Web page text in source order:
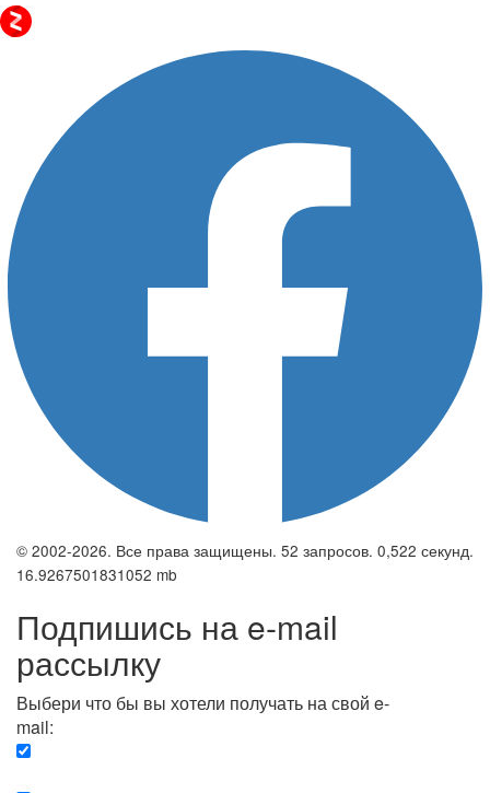
© 2002-2026. Все права защищены. 52 запросов. 0,522 секунд.
16.9267501831052 mb
Подпишись на e-mail
рассылку
Выбери что бы вы хотели получать на свой e-
mail: